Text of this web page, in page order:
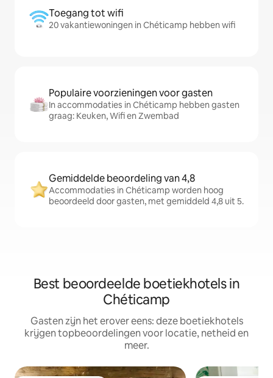
Toegang tot wifi
20 vakantiewoningen in Chéticamp hebben wifi
Populaire voorzieningen voor gasten
In accommodaties in Chéticamp hebben gasten
graag: Keuken, Wifi en Zwembad
Gemiddelde beoordeling van 4,8
Accommodaties in Chéticamp worden hoog
beoordeeld door gasten, met gemiddeld 4,8 uit 5.
Best beoordeelde boetiekhotels in
Chéticamp
Gasten zijn het erover eens: deze boetiekhotels
krijgen topbeoordelingen voor locatie, netheid en
meer.